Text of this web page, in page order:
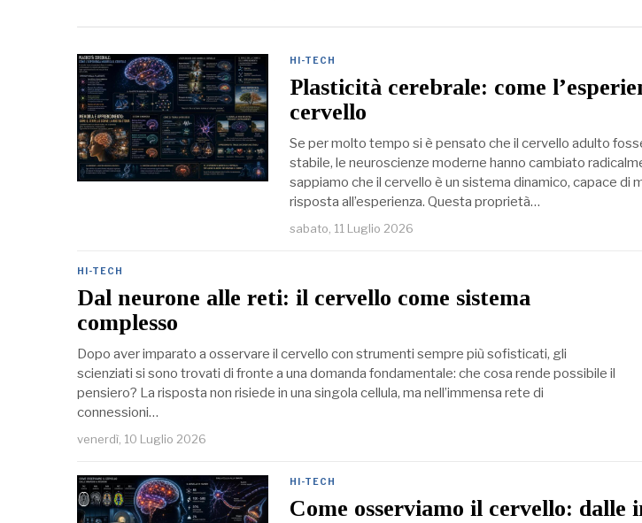
HI-TECH
Plasticità cerebrale: come
cervello
Se per molto tempo si è pensato che il cervello adulto
stabile, le neuroscienze moderne hanno cambiato
sappiamo che il cervello è un sistema dinamico, capace di
risposta all’esperienza. Questa proprietà…
sabato, 11 Luglio 2026
HI-TECH
Dal neurone alle reti: il cervello come sistema
complesso
Dopo aver imparato a osservare il cervello con strumenti sempre più sofisticati, gli
scienziati si sono trovati di fronte a una domanda fondamentale: che cosa rende possibile il
pensiero? La risposta non risiede in una singola cellula, ma nell’immensa rete di
connessioni…
venerdì, 10 Luglio 2026
HI-TECH
Come osserviamo il cervello: